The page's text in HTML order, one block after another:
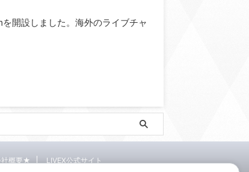
開設しました。海外のライブチャ
社概要★ LIVEX公式サイト